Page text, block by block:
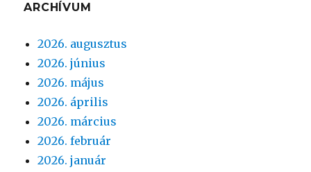
ARCHÍVUM
2026. augusztus
2026. június
2026. május
2026. április
2026. március
2026. február
2026. január